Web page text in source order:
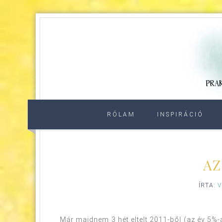
RÓLAM INSPIRÁCIÓ
ÍRTA:
Már majdnem 3 hét eltelt 2011-ből (az év